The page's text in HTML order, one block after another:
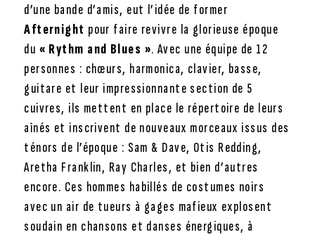
d’une bande d’amis, eut l’idée de former
Afternight pour faire revivre la glorieuse époque
du « Rythm and Blues ». Avec une équipe de 12
personnes : chœurs, harmonica, clavier, basse,
guitare et leur impressionnante section de 5
cuivres, ils mettent en place le répertoire de leurs
aînés et inscrivent de nouveaux morceaux issus des
ténors de l’époque : Sam & Dave, Otis Redding,
Aretha Franklin, Ray Charles, et bien d’autres
encore. Ces hommes habillés de costumes noirs
avec un air de tueurs à gages mafieux explosent
soudain en chansons et danses énergiques, à